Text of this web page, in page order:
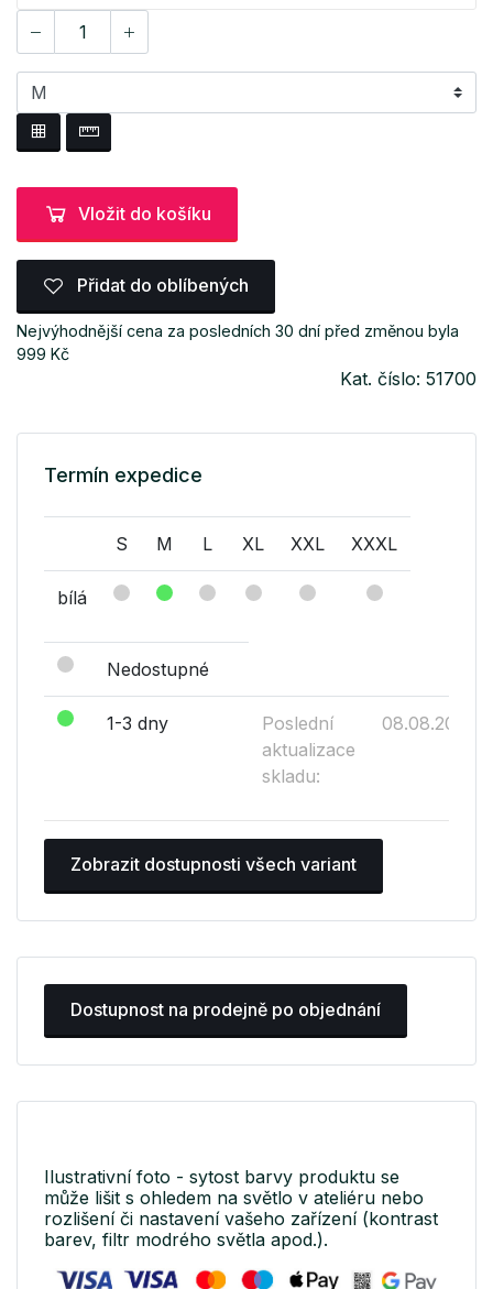
Vložit do košíku
Přidat do oblíbených
Nejvýhodnější cena za posledních 30 dní před změnou byla
999 Kč
Kat. číslo: 51700
Termín expedice
S M L XL XXL XXXL
bílá
Nedostupné
1-3 dny
Poslední
aktualizace
skladu:
08.08.2026
Zobrazit dostupnosti všech variant
Dostupnost na prodejně po objednání
Ilustrativní foto - sytost barvy produktu se
může lišit s ohledem na světlo v ateliéru nebo
rozlišení či nastavení vašeho zařízení (kontrast
barev, filtr modrého světla apod.).